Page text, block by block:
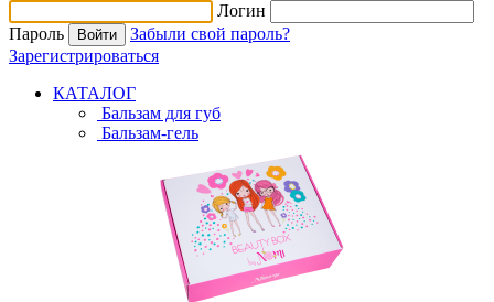
Логин
Пароль
Забыли свой пароль?
Зарегистрироваться
КАТАЛОГ
Бальзам для губ
Бальзам-гель